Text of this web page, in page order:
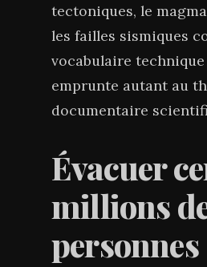
tectoniques, le
les failles sismiques
vocabulaire
emprunte autant au
documentaire
Évacuer
millions
personnes